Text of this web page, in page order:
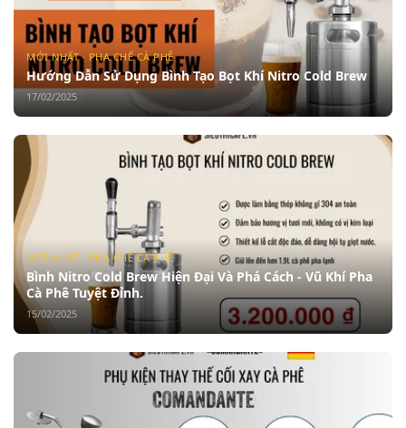
MỚI NHẤT · PHA CHẾ CÀ PHÊ
Hướng Dẫn Sử Dụng Bình Tạo Bọt Khí Nitro Cold Brew
17/02/2025
MỚI NHẤT · PHA CHẾ CÀ PHÊ
Bình Nitro Cold Brew Hiện Đại Và Phá Cách - Vũ Khí Pha
Cà Phê Tuyệt Đỉnh.
15/02/2025